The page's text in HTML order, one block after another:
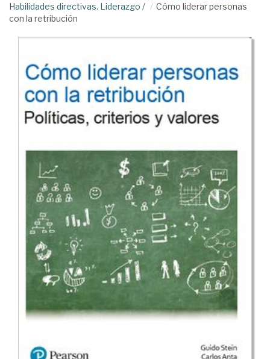
Habilidades directivas. Liderazgo /
Cómo liderar personas
con la retribución